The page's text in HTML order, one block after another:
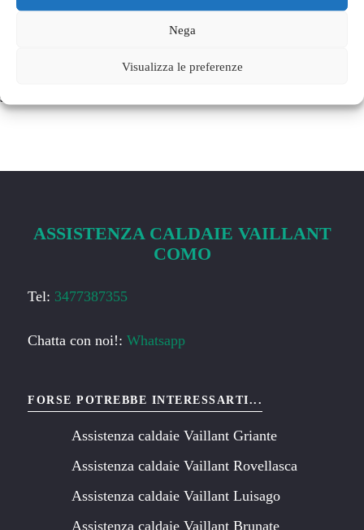
Nega
Visualizza le preferenze
qualità. Le foto sono solo rappresentative; i prezzi, le
caratteristiche tecniche e/o estetiche dei prodotti possono
Per maggiori informazioni si può visitare il
sito ufficiale
ASSISTENZA CALDAIE VAILLANT
COMO
Tel: 3477387355
Chatta con noi!: Whatsapp
FORSE POTREBBE INTERESSARTI...
Assistenza caldaie Vaillant Griante
Assistenza caldaie Vaillant Rovellasca
Assistenza caldaie Vaillant Luisago
Assistenza caldaie Vaillant Brunate